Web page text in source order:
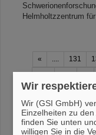
Helmholtzzentrum
« .... 131
Wir
Wir (GSI GmbH)
Einzelheiten zu
finden Sie unten
willigen Sie in die